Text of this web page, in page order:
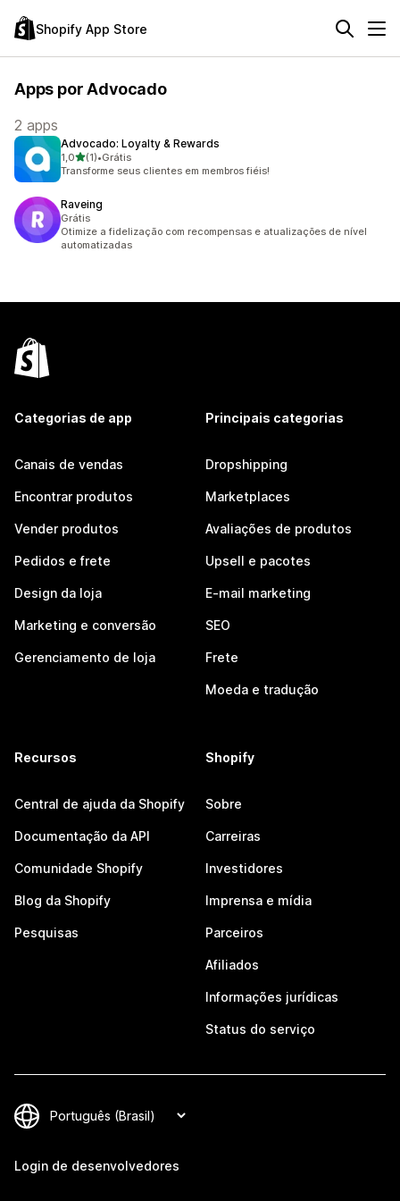
Shopify App Store
Apps por Advocado
2 apps
Advocado: Loyalty & Rewards
1,0de 5 estrelas
(1)
1 avaliações ao todo
•Grátis
Transforme seus clientes em membros fiéis!
Raveing
Grátis
Otimize a fidelização com recompensas e atualizações de nível
automatizadas
Categorias de app
Canais de vendas
Encontrar produtos
Vender produtos
Pedidos e frete
Design da loja
Marketing e conversão
Gerenciamento de loja
Principais categorias
Dropshipping
Marketplaces
Avaliações de produtos
Upsell e pacotes
E-mail marketing
SEO
Frete
Moeda e tradução
Recursos
Central de ajuda da Shopify
Documentação da API
Comunidade Shopify
Blog da Shopify
Pesquisas
Shopify
Sobre
Carreiras
Investidores
Imprensa e mídia
Parceiros
Afiliados
Informações jurídicas
Status do serviço
Login de desenvolvedores